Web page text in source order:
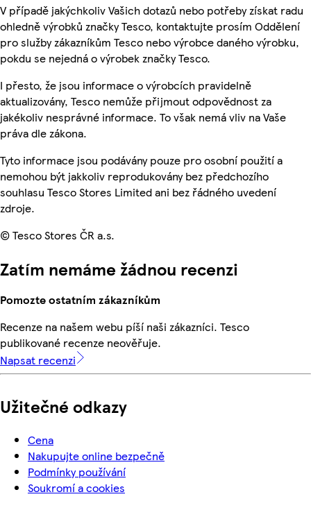
V případě jakýchkoliv Vašich dotazů nebo potřeby získat radu
ohledně výrobků značky Tesco, kontaktujte prosím Oddělení
pro služby zákazníkům Tesco nebo výrobce daného výrobku,
pokdu se nejedná o výrobek značky Tesco.
I přesto, že jsou informace o výrobcích pravidelně
aktualizovány, Tesco nemůže přijmout odpovědnost za
jakékoliv nesprávné informace. To však nemá vliv na Vaše
práva dle zákona.
Tyto informace jsou podávány pouze pro osobní použití a
nemohou být jakkoliv reprodukovány bez předchozího
souhlasu Tesco Stores Limited ani bez řádného uvedení
zdroje.
© Tesco Stores ČR a.s.
Zatím nemáme žádnou recenzi
Pomozte ostatním zákazníkům
Recenze na našem webu píší naši zákazníci. Tesco
publikované recenze neověřuje.
Napsat recenzi
Užitečné odkazy
Cena
Nakupujte online bezpečně
Podmínky používání
Soukromí a cookies